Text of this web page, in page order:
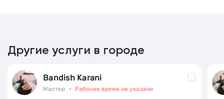
Другие услуги в городе
Bandish Karani
Мастер Рабочее время не указано